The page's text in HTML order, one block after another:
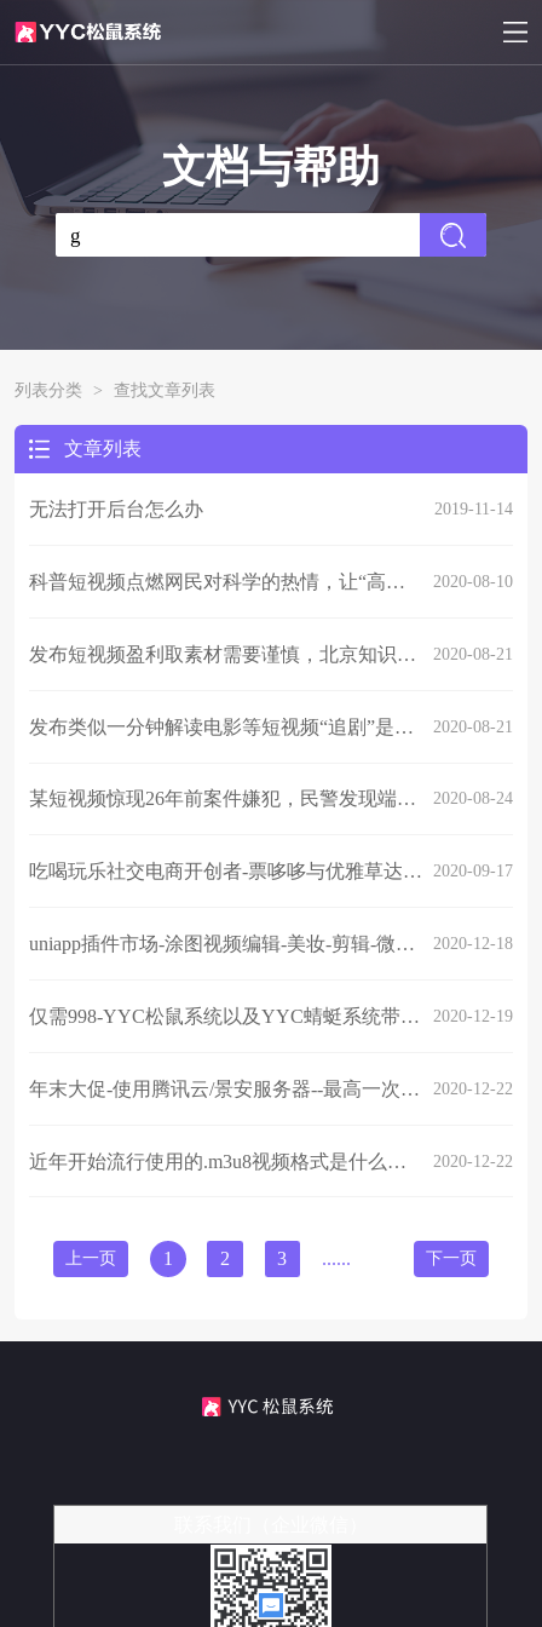
文档与帮助
列表分类 > 查找文章列表
文章列表
无法打开后台怎么办 2019-11-14
科普短视频点燃网民对科学的热情，让“高冷”知识走进人民，拉近大众与科学知识的距离 2020-08-10
发布短视频盈利取素材需要谨慎，北京知识产权法院新闻通报会：短视频侵权必将受到严重惩罚 2020-08-21
发布类似一分钟解读电影等短视频“追剧”是否对电影方构成侵权？ 2020-08-21
某短视频惊现26年前案件嫌犯，民警发现端倪将其抓获此在逃人员 2020-08-24
吃喝玩乐社交电商开创者-票哆哆与优雅草达成深度战略合作-联盟cps 2020-09-17
uniapp插件市场-涂图视频编辑-美妆-剪辑-微整形原生sdk插件发布-优雅草科技 2020-12-18
仅需998-YYC松鼠系统以及YYC蜻蜓系统带回家，最新推出服务版系列满足大众需求 2020-12-19
年末大促-使用腾讯云/景安服务器--最高一次性获得500000颗小草活动---新年活动开启 2020-12-22
近年开始流行使用的.m3u8视频格式是什么？相比mp4在什么场景采用？ 2020-12-22
上一页 1 2 3 ...... 下一页